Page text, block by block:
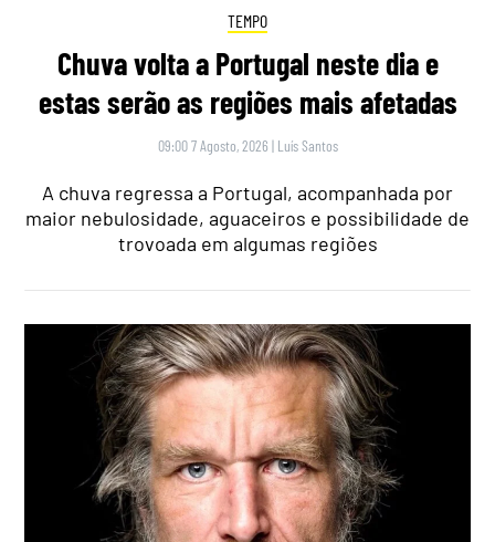
TEMPO
Chuva volta a Portugal neste dia e
estas serão as regiões mais afetadas
09:00 7 Agosto, 2026 | Luís Santos
A chuva regressa a Portugal, acompanhada por
maior nebulosidade, aguaceiros e possibilidade de
trovoada em algumas regiões